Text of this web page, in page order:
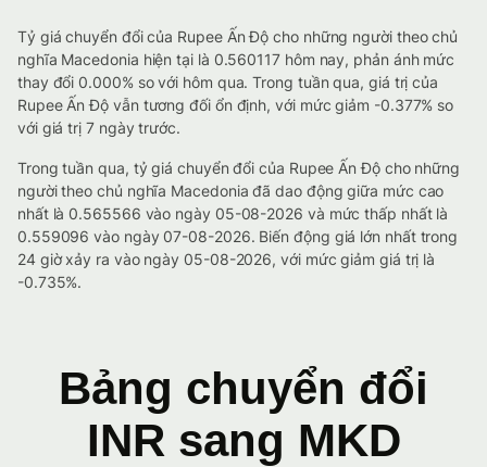
Tỷ giá chuyển đổi của Rupee Ấn Độ cho những người theo chủ
nghĩa Macedonia hiện tại là 0.560117 hôm nay, phản ánh mức
thay đổi 0.000% so với hôm qua. Trong tuần qua, giá trị của
Rupee Ấn Độ vẫn tương đối ổn định, với mức giảm -0.377% so
với giá trị 7 ngày trước.
Trong tuần qua, tỷ giá chuyển đổi của Rupee Ấn Độ cho những
người theo chủ nghĩa Macedonia đã dao động giữa mức cao
nhất là 0.565566 vào ngày 05-08-2026 và mức thấp nhất là
0.559096 vào ngày 07-08-2026. Biến động giá lớn nhất trong
24 giờ xảy ra vào ngày 05-08-2026, với mức giảm giá trị là
-0.735%.
Bảng chuyển đổi
INR sang MKD